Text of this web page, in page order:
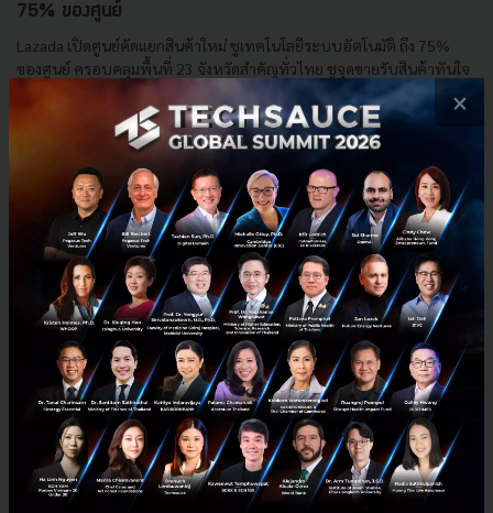
75% ของศูนย์
Lazada เปิดศูนย์คัดแยกสินค้าใหม่ ชูเทคโนโลยีระบบอัตโนมัติ ถึง 75%
ของศูนย์ ครอบคลุมพื้นที่ 23 จังหวัดสำคัญทั่วไทย ชูจุดขายรับสินค้าทันใจ
ภายในวันถัดไปหลังสั่งซื้อ...
| ByTechsauce Team
lazada logistics technology e-commerce
×